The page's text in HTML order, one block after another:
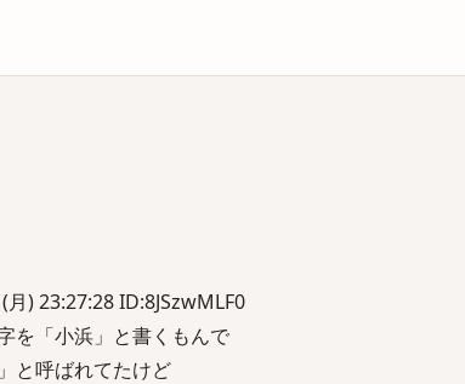
) 23:27:28 ID:8JSzwMLF0
を「小浜」と書くもんで
と呼ばれてたけど